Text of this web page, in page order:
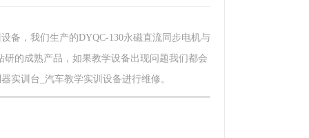
备，我们生产的DYQC-130永磁直流同步电机与
的成熟产品，如果教学设备出现问题我们都会
实训台_汽车教学实训设备进行维修。